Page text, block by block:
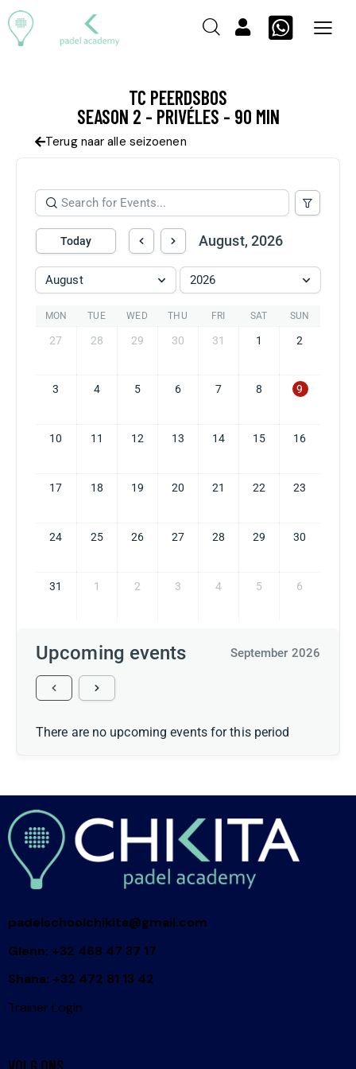
TC PEERDSBOS
SEASON 2 - PRIVÉLES - 90 MIN
Terug naar alle seizoenen
Today August, 2026
August 2026
MON TUE WED THU FRI SAT SUN
27 28 29 30 31 1 2
3 4 5 6 7 8 9
10 11 12 13 14 15 16
17 18 19 20 21 22 23
24 25 26 27 28 29 30
31 1 2 3 4 5 6
Upcoming events September 2026
There are no upcoming events for this period
padelschoolchikita@gmail.com
Glenn: +32 468 47 37 17
Shana: +32 472 81 13 42
Trainer Login